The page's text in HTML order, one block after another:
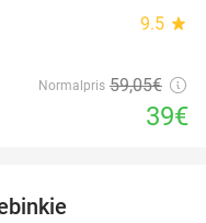
9.5 star
Normalpris 59,05€
39€